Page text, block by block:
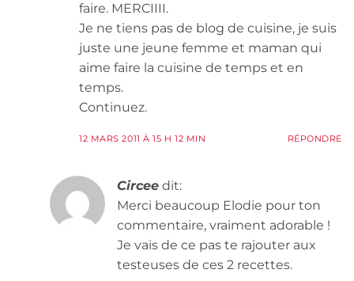
faire. MERCIIII.
Je ne tiens pas de blog de cuisine, je suis
juste une jeune femme et maman qui
aime faire la cuisine de temps et en
temps.
Continuez.
12 MARS 2011 À 15 H 12 MIN RÉPONDRE
Circee dit:
Merci beaucoup Elodie pour ton
commentaire, vraiment adorable !
Je vais de ce pas te rajouter aux
testeuses de ces 2 recettes.